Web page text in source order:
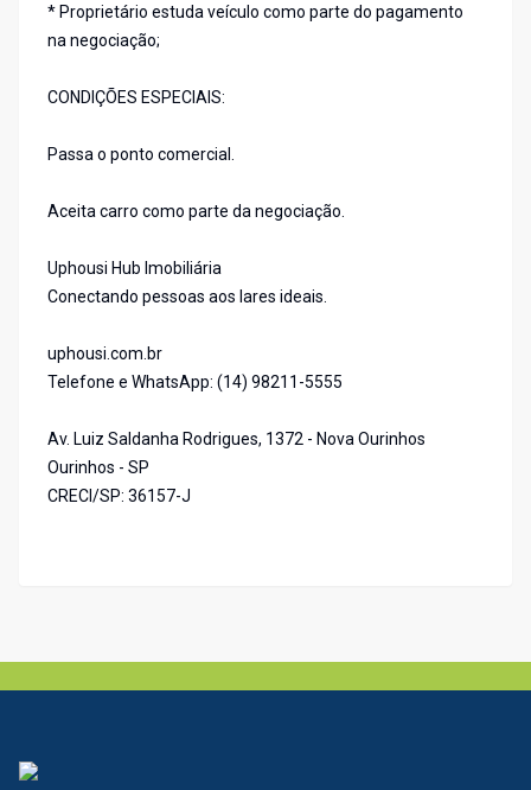
* Proprietário estuda veículo como parte do pagamento
na negociação;
CONDIÇÕES ESPECIAIS:
Passa o ponto comercial.
Aceita carro como parte da negociação.
Uphousi Hub Imobiliária
Conectando pessoas aos lares ideais.
uphousi.com.br
Telefone e WhatsApp: (14) 98211-5555
Av. Luiz Saldanha Rodrigues, 1372 - Nova Ourinhos
Ourinhos - SP
CRECI/SP: 36157-J